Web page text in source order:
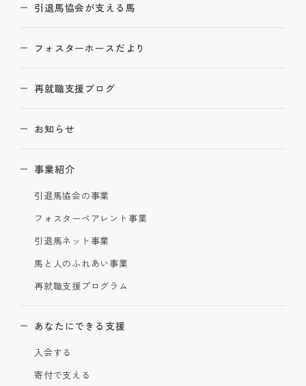
引退馬協会が支える馬
フォスターホースだより
再就職支援ブログ
お知らせ
事業紹介
引退馬協会の事業
フォスターペアレント事業
引退馬ネット事業
馬と人のふれあい事業
再就職支援プログラム
あなたにできる支援
入会する
寄付で支える